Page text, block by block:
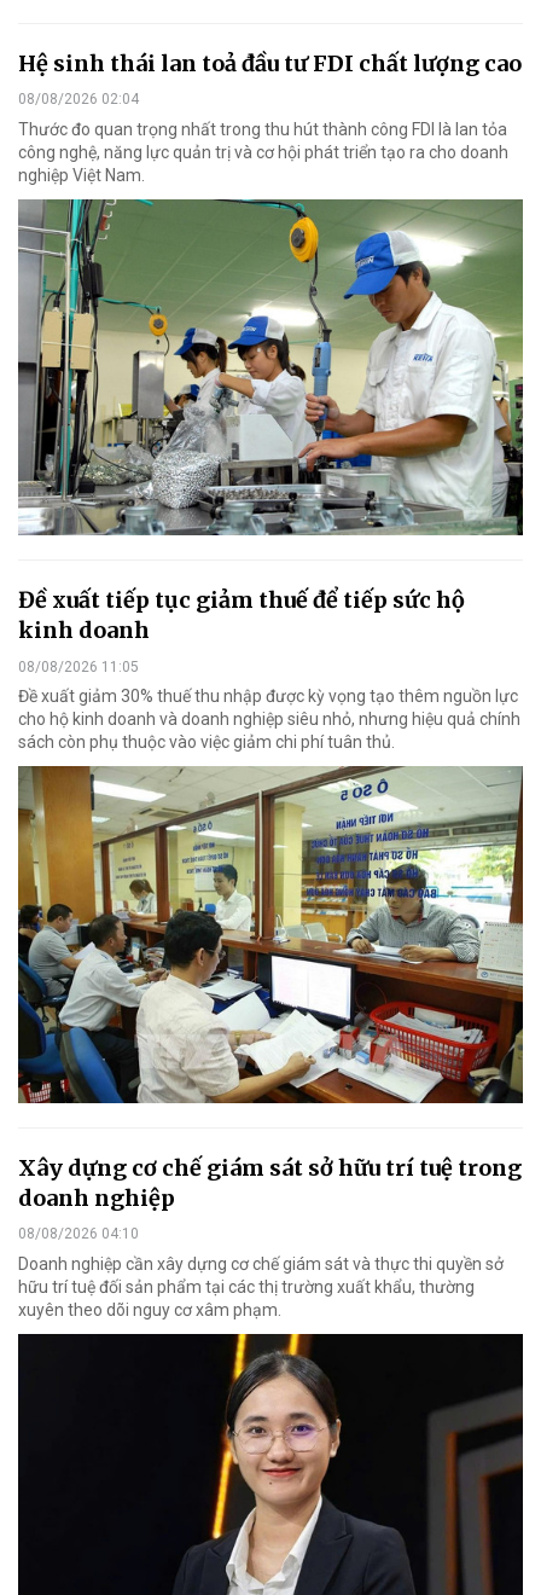
Hệ sinh thái lan toả đầu tư FDI chất lượng cao
08/08/2026 02:04
Thước đo quan trọng nhất trong thu hút thành công FDI là lan tỏa
công nghệ, năng lực quản trị và cơ hội phát triển tạo ra cho doanh
nghiệp Việt Nam.
Đề xuất tiếp tục giảm thuế để tiếp sức hộ
kinh doanh
08/08/2026 11:05
Đề xuất giảm 30% thuế thu nhập được kỳ vọng tạo thêm nguồn lực
cho hộ kinh doanh và doanh nghiệp siêu nhỏ, nhưng hiệu quả chính
sách còn phụ thuộc vào việc giảm chi phí tuân thủ.
Xây dựng cơ chế giám sát sở hữu trí tuệ trong
doanh nghiệp
08/08/2026 04:10
Doanh nghiệp cần xây dựng cơ chế giám sát và thực thi quyền sở
hữu trí tuệ đối sản phẩm tại các thị trường xuất khẩu, thường
xuyên theo dõi nguy cơ xâm phạm.